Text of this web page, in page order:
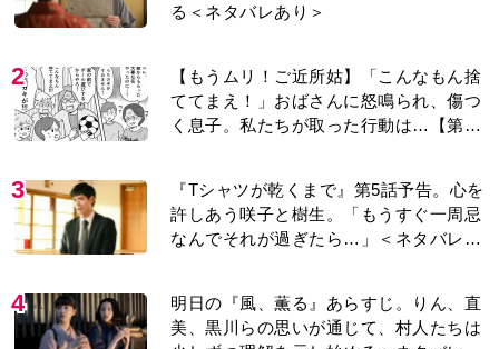
る＜ネタバレあり＞
2
【もうムリ！ご近所姑】「こんなもん捨
ててまえ！」おばさんに怒鳴られ、傷つ
く息子。私たちが取った行動は…【第3
3
『Tシャツが乾くまで』第5話予告。心を
許しあう咲子と樹生。「もうすぐ一周忌
なんでそれが過ぎたら…」＜ネタバレあ
4
明日の『風、薫る』あらすじ。りん、直
美、黒川らの思いが通じて、村人たちは